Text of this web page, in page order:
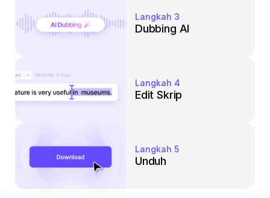
Langkah 3
Dubbing AI
Langkah 4
Edit Skrip
Langkah 5
Unduh